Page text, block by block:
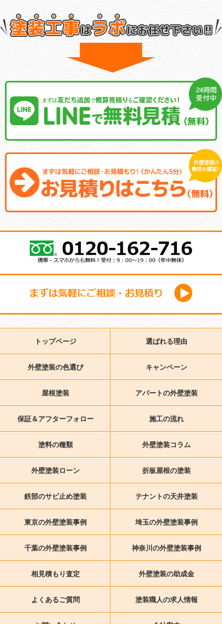
トップページ 選ばれる理由
外壁塗装の色選び キャンペーン
屋根塗装 アパートの外壁塗装
保証＆アフターフォロー 施工の流れ
塗料の種類 外壁塗装コラム
外壁塗装ローン 折板屋根の塗装
鉄部のサビ止め塗装 テナントの天井塗装
東京の外壁塗装事例 埼玉の外壁塗装事例
千葉の外壁塗装事例 神奈川の外壁塗装事例
相見積もり査定 外壁塗装の助成金
よくあるご質問 塗装職人の求人情報